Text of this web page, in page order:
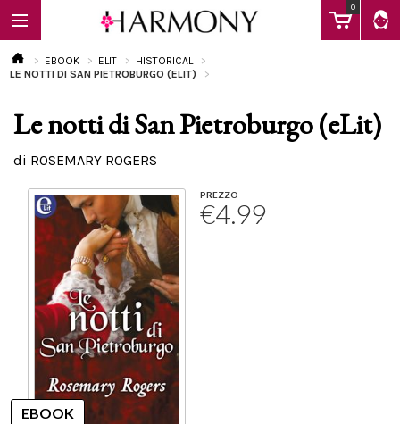
0
EBOOK
Calendario
EBOOK ELIT
HISTORICAL
LE NOTTI DI SAN PIETROBURGO (ELIT)
Le notti di San Pietroburgo (eLit)
di ROSEMARY ROGERS
PREZZO
€4.99